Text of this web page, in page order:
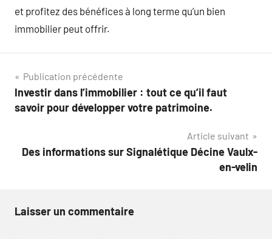
et profitez des bénéfices à long terme qu’un bien
immobilier peut offrir.
Navigation
de
Publication précédente
Investir dans l’immobilier : tout ce qu’il faut
savoir pour développer votre patrimoine.
Article suivant
Des informations sur Signalétique Décine Vaulx-
en-velin
Laisser un commentaire